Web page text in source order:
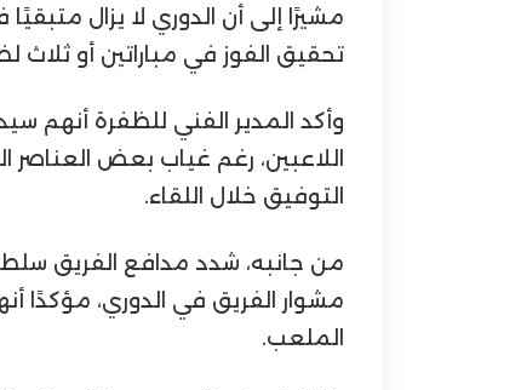
مشيرًا إلى أن الدوري لا يزال
تحقيق الفوز في مباراتين أو ثلاث
وأكد المدير الفني للظفرة أنهم
اللاعبين، رغم غياب بعض
التوفيق خلال اللقاء.
من جانبه، شدد مدافع الفريق
مشوار الفريق في الدوري، مؤكدًا
الملعب.